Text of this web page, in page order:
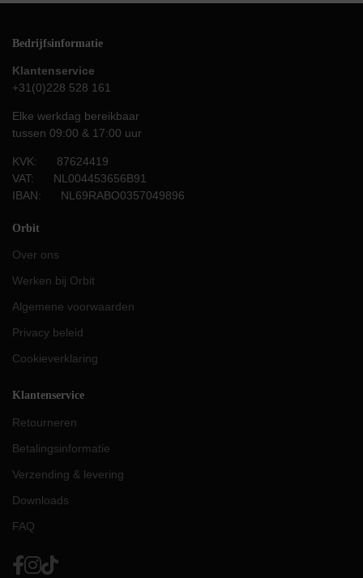
Bedrijfsinformatie
Klantenservice
+31(0)228 528 161
Elke werkdag bereikbaar
tussen 09:00 & 17:00 uur
KVK: 87624419
VAT: NL004453656B91
IBAN: NL69RABO0357049896
Orbit
Over ons
Werken bij Orbit
Algemene voorwaarden
Privacy beleid
Cookieverklaring
Klantenservice
Retourneren
Betalingsinformatie
Verzending & levering
Downloads
FAQ